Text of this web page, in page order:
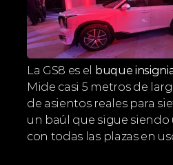
La GS8 es el buque
Mide casi 5 metros de
de asientos reales para
un baúl que sigue
con todas las plazas en